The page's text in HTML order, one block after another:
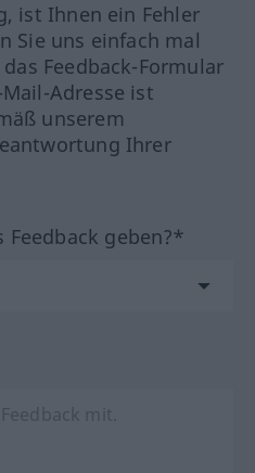
ist Ihnen ein Fehler
Sie uns einfach mal
Feedback-Formular
Adresse ist
unserem
Ihrer
Feedback geben?*